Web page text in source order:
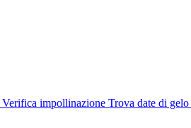
Verifica impollinazione Trova date di gelo